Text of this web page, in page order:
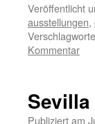
Veröffentlicht
ausstellungen,
Kommentar
Publiziert am